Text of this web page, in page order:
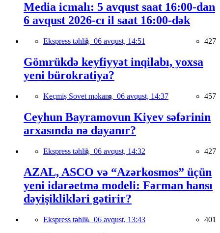
Media icmalı: 5 avqust saat 16:00-dan
6 avqust 2026-cı il saat 16:00-dək
Ekspress təhlil, 06 avqust, 14:51 427
Gömrükdə keyfiyyət inqilabı, yoxsa
yeni bürokratiya?
Keçmiş Sovet məkanı, 06 avqust, 14:37 457
Ceyhun Bayramovun Kiyev səfərinin
arxasında nə dayanır?
Ekspress təhlil, 06 avqust, 14:32 427
AZAL, ASCO və “Azərkosmos” üçün
yeni idarəetmə modeli: Fərman hansı
dəyişiklikləri gətirir?
Ekspress təhlil, 06 avqust, 13:43 401